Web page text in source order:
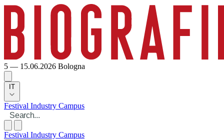
5 — 15.06.2026 Bologna
IT
Festival Industry Campus
Festival Industry Campus